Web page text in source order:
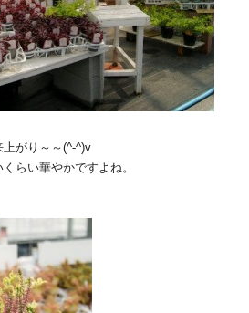
がり～～(^-^)v
らい華やかですよね。